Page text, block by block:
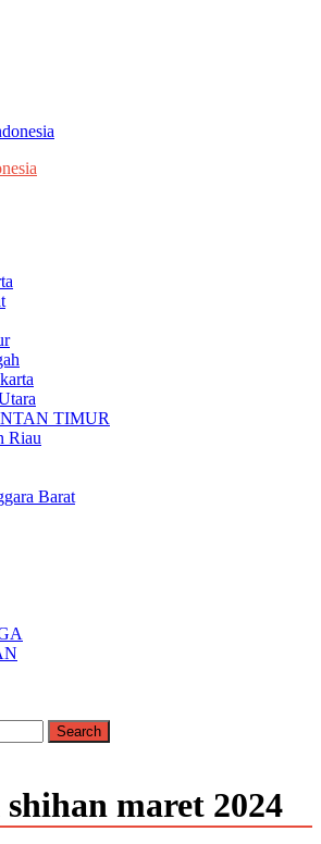
TIMUR
Riau
Barat
shihan maret 2024